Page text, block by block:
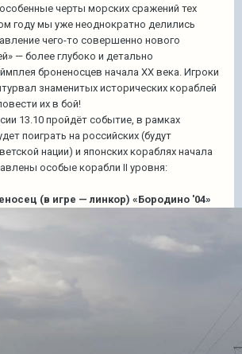
черты морских сражений тех
году мы уже неоднократно делились
чего-то совершенно нового
— более глубоко и детально
броненосцев начала ХХ века. Игроки
знаменитых исторических кораблей
их в бой!
13.10 пройдёт событие, в рамках
поиграть на российских (будут
нации) и японских кораблях начала
особые корабли II уровня:
(в игре — линкор) «Бородино '04»